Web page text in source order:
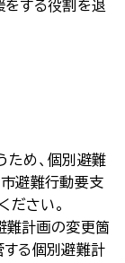
をする役割を退
め、個別避難
避難行動要支
ださい。
難計画の変更箇
する個別避難計